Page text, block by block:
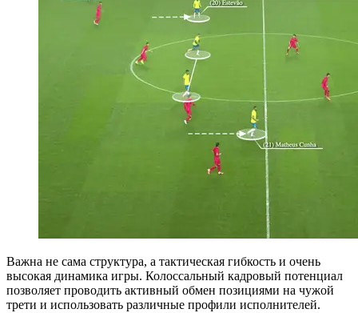
Важна не сама структура, а тактическая гибкость и очень
высокая динамика игры. Колоссальный кадровый потенциал
позволяет проводить активный обмен позициями на чужой
трети и использовать различные профили исполнителей.